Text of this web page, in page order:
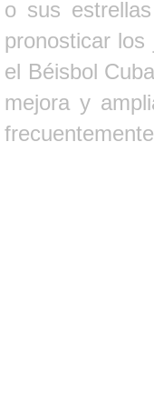
o sus
pronosticar
el Béisbol
mejora y